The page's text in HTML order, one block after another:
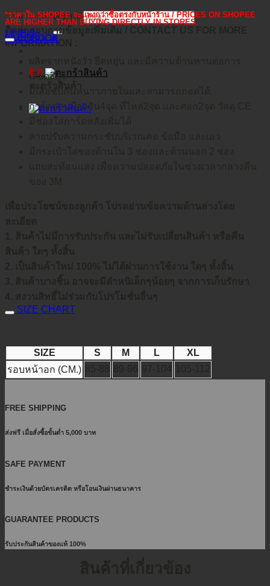
ค้นหา:
฿ 0
*ราคาใน SHOPEE จะแพงกว่าซื้อตรงกับหน้าร้าน / PRICES ON SHOPEE
ARE HIGHER THAN BUYING DIRECTLY IN STORES.
ติดต่อสอบถามข้อมูลเพิ่มเติม / CONTACT US FOR MORE
INFORMATION :
LINE@
FACEBOOK
คำอธิบาย
เสียดสีสูง
การ์ดอ่อนป้องกัน4จุด ที่ไหล่2จุด และศอก2จุด วัสดุ CE
SIZE CHART
SIZE S M L
XL
รอบหน้าอก (CM.)
FREE SHIPPING
ส่งฟรี เมื่อสั่งซื้อขั้นต่ำ 5,000 บาท
SAFE PAYMENT
ชำระเงินด้วยบัตรเครดิต หรือโอนเงินผ่านธนาคาร
GUARANTEE PRODUCTS
รับประกันสินค้าของแท้ 100%